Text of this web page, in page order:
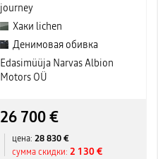
journey
Хаки lichen
Денимовая обивка
Edasimüüja Narvas Albion
Motors OÜ
26 700 €
цена: 28 830 €
сумма скидки: 2 130 €